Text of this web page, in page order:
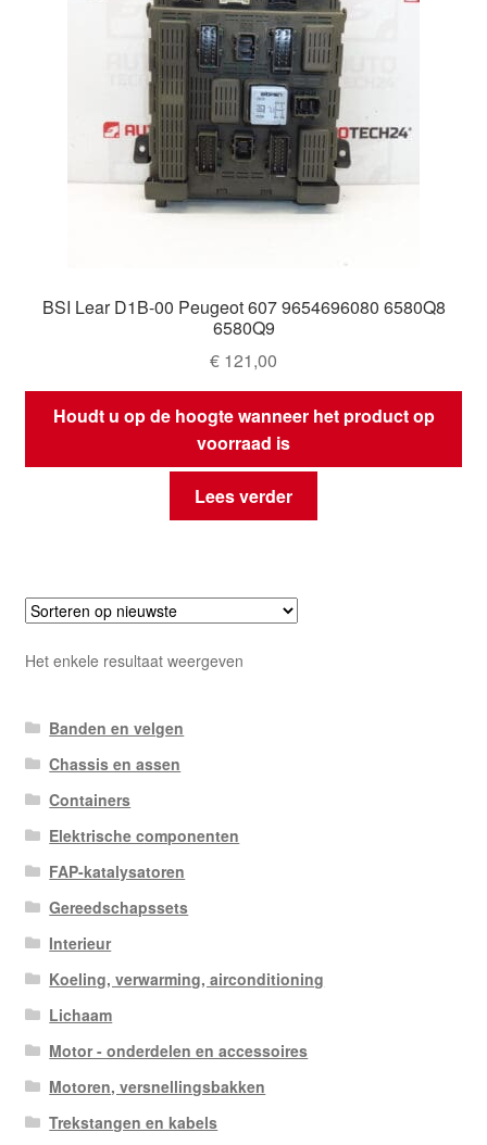
BSI Lear D1B-00 Peugeot 607 9654696080 6580Q8
6580Q9
€ 121,00
Houdt u op de hoogte wanneer het product op
voorraad is
Lees verder
Het enkele resultaat weergeven
Banden en velgen
Chassis en assen
Containers
Elektrische componenten
FAP-katalysatoren
Gereedschapssets
Interieur
Koeling, verwarming, airconditioning
Lichaam
Motor - onderdelen en accessoires
Motoren, versnellingsbakken
Trekstangen en kabels